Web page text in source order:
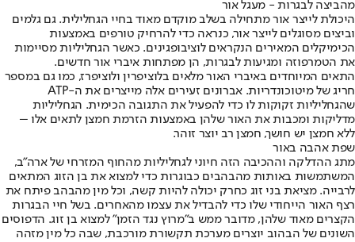
מהביצה לבגרות - מעגל אור
היכולת לייצר אור מתחילה בשלב מוקדם מאוד בחיי הגחלילית. גם גלמים
וביצים מסוגלים לייצר אור, כנראה כדי להרחיק טורפים באמצעות
הכימיקלים המאירים הנקראים לוציבופגינים. כאשר הגחליליות מסיימות
את הטמרפוזה ומגיעות לבגרות, הן מפתחות איברי אור חדשים.
התאים המיוחדים באיברי האור מלאים בלוציפרין ולוציפרז, כמו גם במספר
חריג של מיטוכונדריות. אברונים זעירים אלה מייצרים את ה-ATP
שהגחליליות זקוקות לו כדי להפעיל את התגובה הכימית. הגחליליות
מדליקות ומכבות את האור שלהן באמצעות הזרמת חמצן לתאים אלו –
ללא חמצן יש חושך, חמצן רב יוצר זוהר.
שפת אהבה באור
מתג ההדלקה וההכיבה הזה חיוני לגחליליות מהחוף המזרחי של ארה"ב,
המשתמשות באותות מהבהבים כבוגרות כדי למצוא את בן הזוג המתאים
לרבייה. מציאת בני זוג כחרק יכולה להיות קשה, וכל מין מהבהב פיתח את
רצף האור הייחודי שלו כדי להבדיל את עצמו מהאחרים. בשל חיי הבגרות
הקצרים מאוד שלהן, מדובר ממש ב"מרוץ נגד הזמן" למצוא בן זוג. הדפוסים
השונים של הבהוב יוצרים מערכת תקשורת מורכבת, שבה כל מין מזהה